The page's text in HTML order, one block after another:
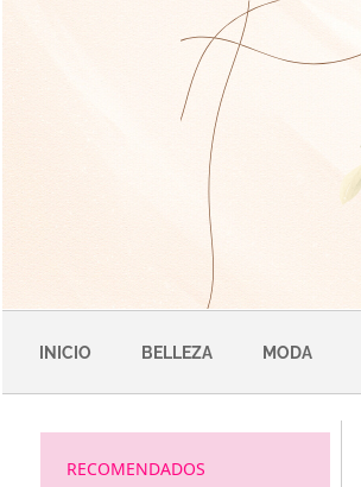
INICIO BELLEZA MODA
RECOMENDADOS